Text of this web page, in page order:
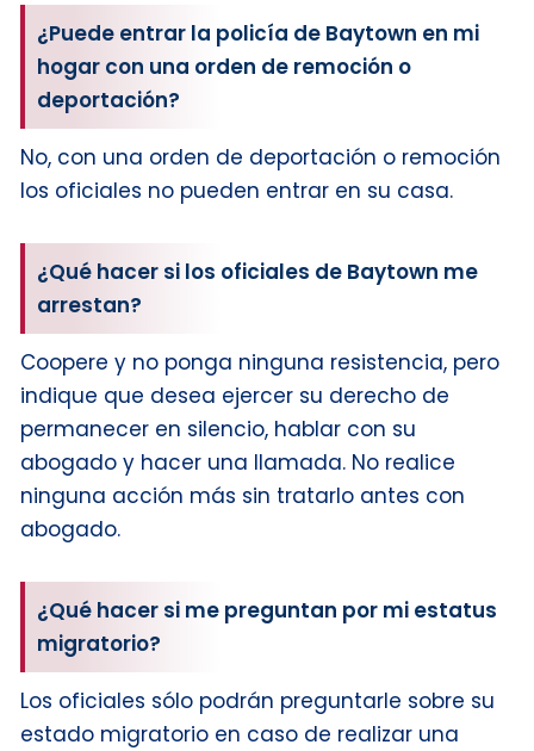
¿Puede entrar la policía de Baytown en mi
hogar con una orden de remoción o
deportación?
No, con una orden de deportación o remoción
los oficiales no pueden entrar en su casa.
¿Qué hacer si los oficiales de Baytown me
arrestan?
Coopere y no ponga ninguna resistencia, pero
indique que desea ejercer su derecho de
permanecer en silencio, hablar con su
abogado y hacer una llamada. No realice
ninguna acción más sin tratarlo antes con
abogado.
¿Qué hacer si me preguntan por mi estatus
migratorio?
Los oficiales sólo podrán preguntarle sobre su
estado migratorio en caso de realizar una